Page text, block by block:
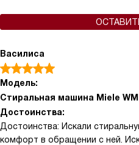
Василиса
Модель:
Стиральная машина Miele
Достоинства:
Достоинства: Искали
комфорт в обращении с ней.